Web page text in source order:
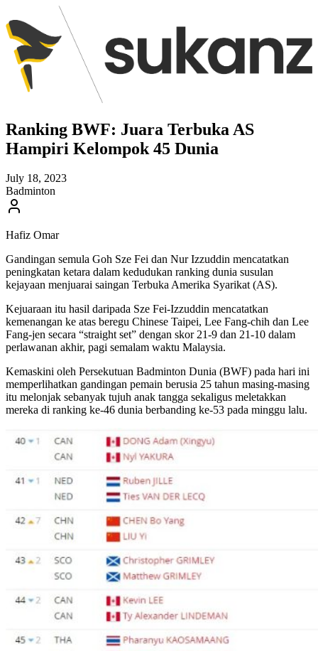
Ranking BWF: Juara Terbuka AS
Hampiri Kelompok 45 Dunia
July 18, 2023
Badminton
Hafiz Omar
Gandingan semula Goh Sze Fei dan Nur Izzuddin mencatatkan
peningkatan ketara dalam kedudukan ranking dunia susulan
kejayaan menjuarai saingan Terbuka Amerika Syarikat (AS).
Kejuaraan itu hasil daripada Sze Fei-Izzuddin mencatatkan
kemenangan ke atas beregu Chinese Taipei, Lee Fang-chih dan Lee
Fang-jen secara “straight set” dengan skor 21-9 dan 21-10 dalam
perlawanan akhir, pagi semalam waktu Malaysia.
Kemaskini oleh Persekutuan Badminton Dunia (BWF) pada hari ini
memperlihatkan gandingan pemain berusia 25 tahun masing-masing
itu melonjak sebanyak tujuh anak tangga sekaligus meletakkan
mereka di ranking ke-46 dunia berbanding ke-53 pada minggu lalu.